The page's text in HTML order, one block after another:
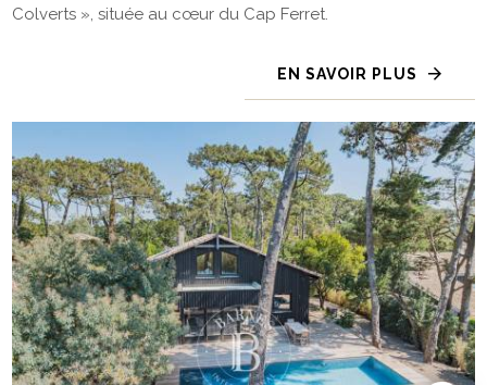
Colverts », située au cœur du Cap Ferret.
EN SAVOIR PLUS